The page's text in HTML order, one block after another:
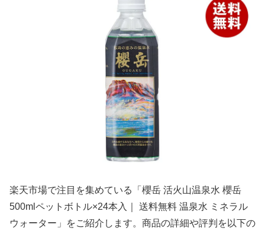
楽天市場で注目を集めている「櫻岳 活火山温泉水 櫻岳
500mlペットボトル×24本入｜ 送料無料 温泉水 ミネラル
ウォーター」をご紹介します。商品の詳細や評判を以下の